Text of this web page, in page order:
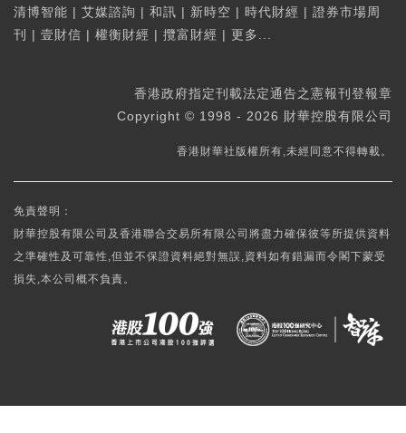
清博智能 | 艾媒諮詢 | 和訊 | 新時空 | 時代財經 | 證券市場周
刊
| 壹財信 | 權衡財經 | 攬富財經 | 更多...
香港政府指定刊載法定通告之憲報刊登報章
Copyright © 1998 - 2026 財華控股有限公司
香港財華社版權所有,未經同意不得轉載。
免責聲明：
財華控股有限公司及香港聯合交易所有限公司將盡力確保彼等所提供資料
之準確性及可靠性,但並不保證資料絕對無誤,資料如有錯漏而令閣下蒙受
損失,本公司概不負責。